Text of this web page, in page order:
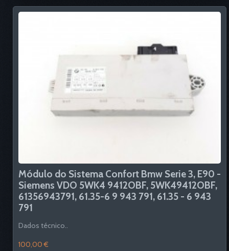
Módulo do Sistema Confort Bmw Serie 3, E90 -
Siemens VDO 5WK4 9412OBF, 5WK49412OBF,
61356943791, 61.35-6 9 943 791, 61.35 - 6 943
791
Dados técnico..
100,00 €